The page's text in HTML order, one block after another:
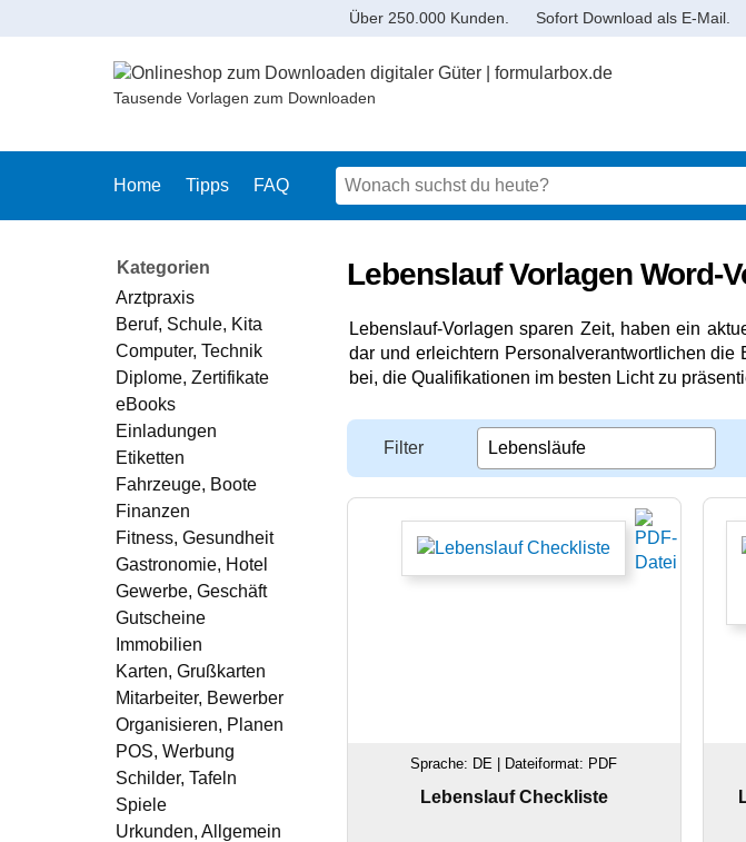
Tausende Vorlagen zum Downloaden
Home Tipps FAQ
Kategorien
Arztpraxis
Beruf, Schule, Kita
Computer, Technik
Diplome, Zertifikate
eBooks
Einladungen
Etiketten
Fahrzeuge, Boote
Finanzen
Fitness, Gesundheit
Gastronomie, Hotel
Gewerbe, Geschäft
Gutscheine
Immobilien
Karten, Grußkarten
Mitarbeiter, Bewerber
Organisieren, Planen
POS, Werbung
Schilder, Tafeln
Spiele
Urkunden, Allgemein
Lebenslauf Vorlagen Word-
Lebenslauf-Vorlagen sparen Zeit, haben ein
dar und erleichtern Personalverantwortlichen die
bei, die Qualifikationen im besten Licht zu
Filter
Sprache: DE | Dateiformat: PDF
Lebenslauf Checkliste
Über 250.000 Kunden. Sofort Download als E-Mail.